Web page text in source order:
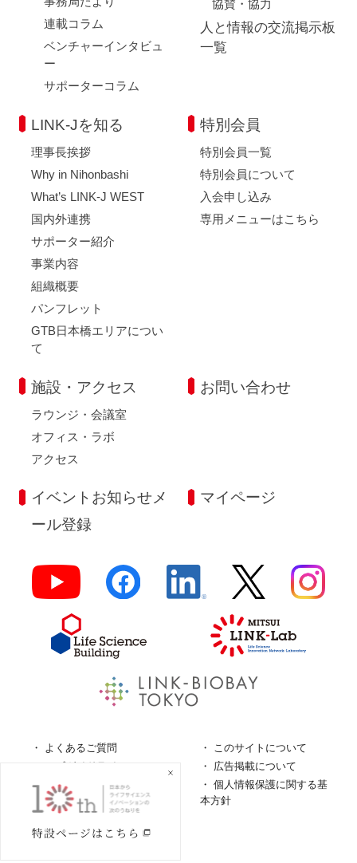
連載コラム
ベンチャーインタビュ
ー
サポーターコラム
協賛・協力
人と情報の交流掲示板
一覧
LINK-Jを知る
理事長挨拶
Why in Nihonbashi
What’s LINK-J WEST
国内外連携
サポーター紹介
事業内容
組織概要
パンフレット
GTB日本橋エリアについ
て
特別会員
特別会員一覧
特別会員について
入会申し込み
専用メニューはこちら
施設・アクセス
ラウンジ・会議室
オフィス・ラボ
アクセス
お問い合わせ
イベントお知らせメ
ール登録
マイページ
よくあるご質問
このサイトについて
ロゴガイドライン
広告掲載について
特定商取引法に基づく表
個人情報保護に関する基
本方針